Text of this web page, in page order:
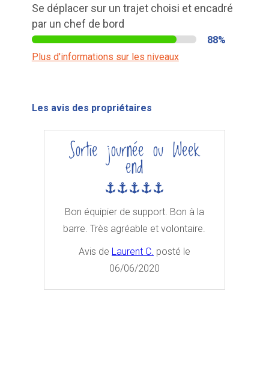
Se déplacer sur un trajet choisi et encadré
par un chef de bord
88%
Plus d'informations sur les niveaux
Les avis des propriétaires
Sortie journée ou Week
end
Bon équipier de support. Bon à la
barre. Très agréable et volontaire.
Avis de Laurent C. posté le
06/06/2020